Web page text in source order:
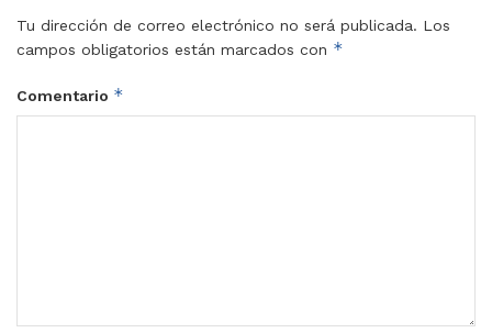
Tu dirección de correo electrónico no será publicada. Los
campos obligatorios están marcados con *
Comentario *